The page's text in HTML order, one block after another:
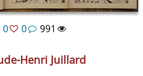
0 0 991
Henri Juillard